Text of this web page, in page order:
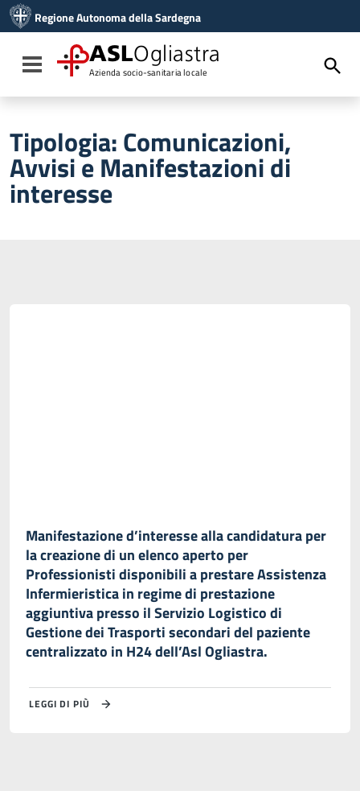
Vai al menu di navigazione
Vai al footer
Regione Autonoma della Sardegna
Toggle navigation
ASLOgliastra
Azienda socio-sanitaria locale
Tipologia:Comunicazioni,
Avvisi e Manifestazioni di
interesse
Manifestazione d’interesse alla candidatura per
la creazione di un elenco aperto per
Professionisti disponibili a prestare Assistenza
Infermieristica in regime di prestazione
aggiuntiva presso il Servizio Logistico di
Gestione dei Trasporti secondari del paziente
centralizzato in H24 dell’Asl Ogliastra.
LEGGI DI PIÙ